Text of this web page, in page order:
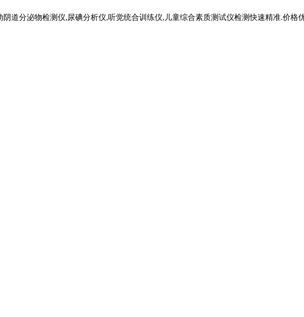
道分泌物检测仪,尿碘分析仪,听觉统合训练仪,儿童综合素质测试仪检测快速精准.价格